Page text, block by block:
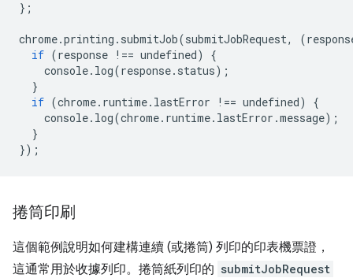
};
chrome.printing . submitJob(submitJobRequest, (
if (response !== undefined)
{
console. log(response. status);
}
if (chrome. runtime. lastError !== undefined)
{
console. log(chrome. runtime. lastError .message);
}
});
捲筒印刷
這個範例說明如何建構連續 (或捲筒) 列印的印表機票證，
這通常用於收據列印。捲筒紙列印的 submitJobRequest